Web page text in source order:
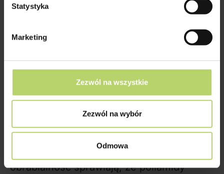
Statystyka
Marketing
Zezwól na wszystkie
Zezwól na wybór
Odmowa
wytrzymałością mechaniczną i
Zastosowanie poliamidu i
włókien PA
Cenne właściwości mechaniczne i
chemiczne oraz bardzo dobra
obrabialność sprawiają, że poliamidy